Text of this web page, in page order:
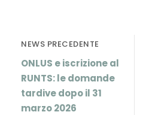
NEWS PRECEDENTE
ONLUS e iscrizione al
RUNTS: le domande
tardive dopo il 31
marzo 2026